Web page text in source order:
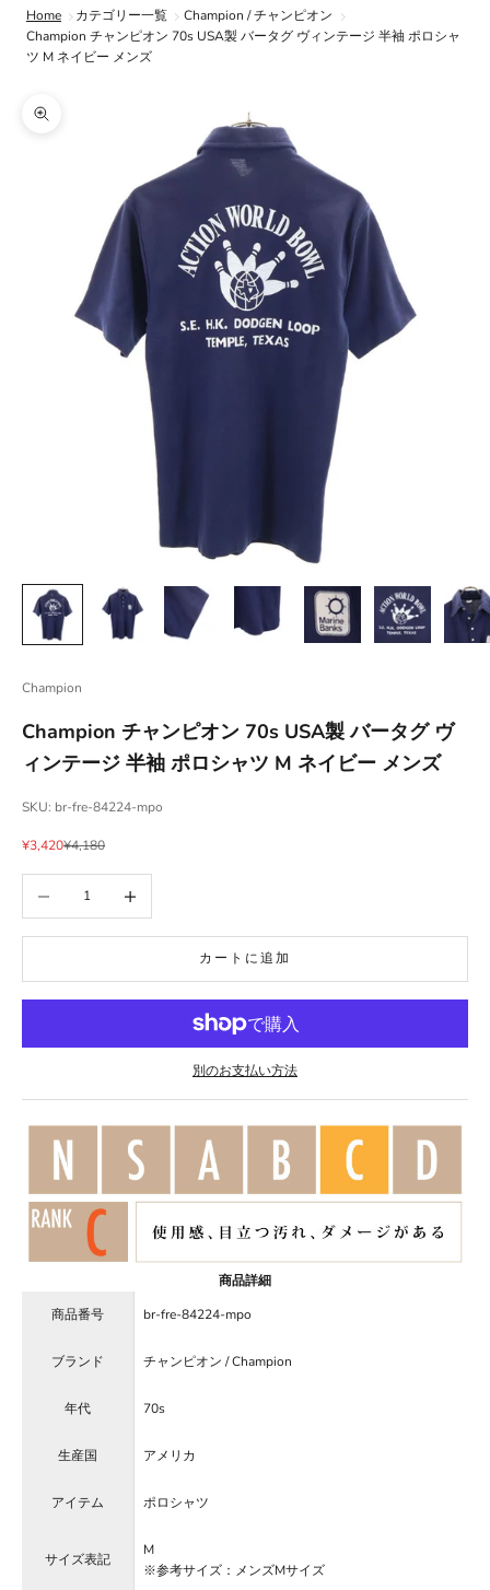
Home カテゴリー一覧
Champion / チャンピオン
Champion チャンピオン 70s USA製 バータグ ヴィンテージ 半袖 ポロシャ
ツ M ネイビー メンズ
ズームイン
Champion
Champion チャンピオン 70s USA製 バータグ ヴ
ィンテージ 半袖 ポロシャツ M ネイビー メンズ
SKU: br-fre-84224-mpo
セール価格
¥3,420通常価格
¥4,180
カートに追加
別のお支払い方法
商品詳細
商品番号
br-fre-84224-mpo
ブランド チャンピオン / Champion
年代 70s
生産国 アメリカ
アイテム ポロシャツ
サイズ表記
M
※参考サイズ：メンズMサイズ